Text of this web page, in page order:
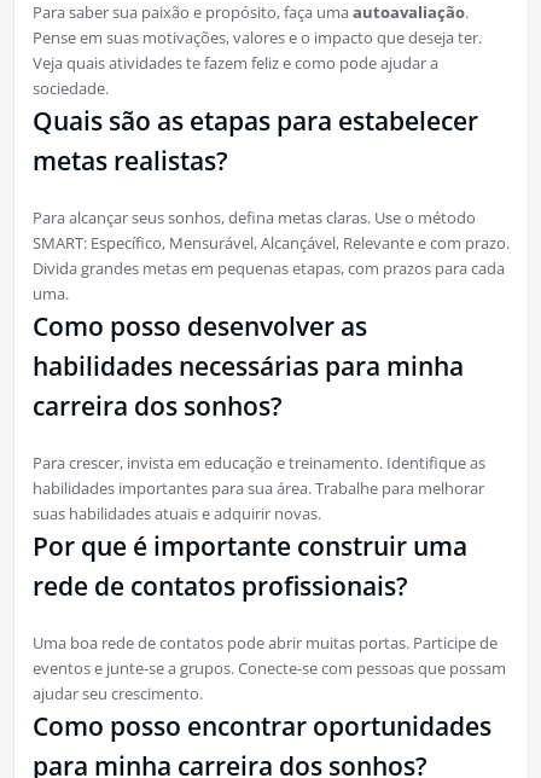
Para saber sua paixão e propósito, faça umaautoavaliação.
Pense em suas motivações, valores e o impacto que deseja ter.
Veja quais atividades te fazem feliz e como pode ajudar a
sociedade.
Quais são as etapas para estabelecer
metas realistas?
Para alcançar seus sonhos, defina metas claras. Use o método
SMART: Específico, Mensurável, Alcançável, Relevante e com prazo.
Divida grandes metas em pequenas etapas, com prazos para cada
uma.
Como posso desenvolver as
habilidades necessárias para minha
carreira dos sonhos?
Para crescer, invista em educação e treinamento. Identifique as
habilidades importantes para sua área. Trabalhe para melhorar
suas habilidades atuais e adquirir novas.
Por que é importante construir uma
rede de contatos profissionais?
Uma boa rede de contatos pode abrir muitas portas. Participe de
eventos e junte-se a grupos. Conecte-se com pessoas que possam
ajudar seu crescimento.
Como posso encontrar oportunidades
para minha carreira dos sonhos?